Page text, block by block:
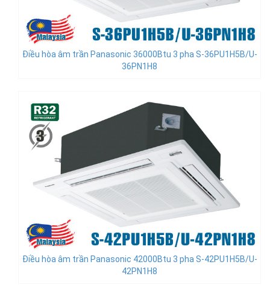
Điều hòa âm trần Panasonic 36000Btu 3 pha S-36PU1H5B/U-
36PN1H8
Điều hòa âm trần Panasonic 42000Btu 3 pha S-42PU1H5B/U-
42PN1H8